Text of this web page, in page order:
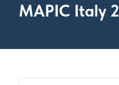
MAPIC Italy